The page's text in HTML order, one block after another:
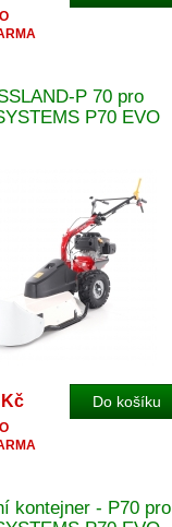
P 70 pro
P70 EVO
Kč
kontejner - P70 pro